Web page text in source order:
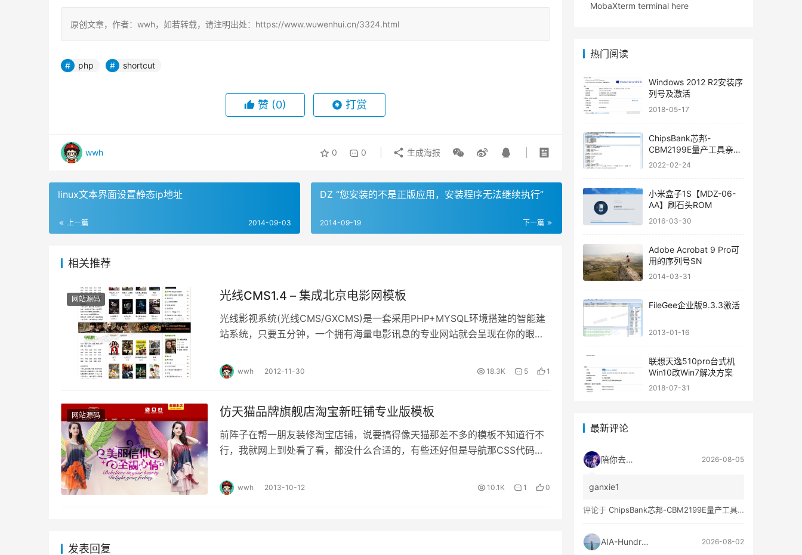
原创文章，作者：wwh，如若转载，请注明出处：https://www.wuwenhui.cn/3324.html
php shortcut
赞 (0) 打赏
wwh 0 0 生成海报
linux文本界面设置静态ip地址
上一篇 2014-09-03
DZ “您安装的不是正版应用，安装程序无法继续执行”
下一篇
2014-09-19
相关推荐
网站源码 光线CMS1.4 – 集成北京电影网模板
光线影视系统(光线CMS/GXCMS)是一套采用PHP+MYSQL环境搭建的智能建
站系统，只要五分钟，一个拥有海量电影讯息的专业网站就会呈现在你的眼
wwh 2012-11-30 18.3K 5 1
网站源码 仿天猫品牌旗舰店淘宝新旺铺专业版模板
前阵子在帮一朋友装修淘宝店铺，说要搞得像天猫那差不多的模板不知道行不
行，我就网上到处看了看，都没什么合适的，有些还好但是导航那CSS代码没
wwh 2013-10-12 10.1K 1 0
发表回复
MobaXterm terminal here
热门阅读
Windows 2012 R2安装序
列号及激活
2018-05-17
ChipsBank芯邦-
CBM2199E量产工具亲测
可用
2022-02-24
小米盒子1S【MDZ-06-
AA】刷石头ROM
2016-03-30
Adobe Acrobat 9 Pro可
用的序列号SN
2014-03-31
FileGee企业版9.3.3激活
2013-01-16
联想天逸510pro台式机
Win10改Win7解决方案
2018-07-31
最新评论
陪你去流浪 2026-08-05
ganxie1
评论于 ChipsBank芯邦-CBM2199E量产工具亲测可用
AIA-Hundred 2026-08-02